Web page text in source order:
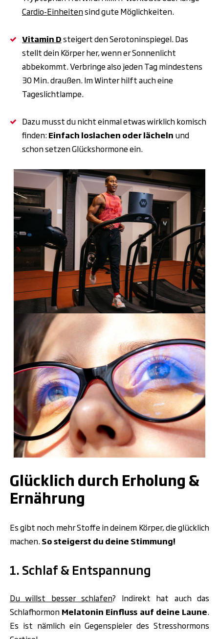
Cardio-Einheitensind gute Möglichkeiten.
Vitamin Dsteigert den Serotoninspiegel. Das
stellt dein Körper her, wenn er Sonnenlicht
abbekommt. Verbringe also jeden Tag mindestens
30 Min. draußen. Im Winter hilft auch eine
Tageslichtlampe.
Dazu musst du nicht einmal etwas wirklich komisch
finden:Einfach loslachen oder lächeln und
schon setzen Glückshormone ein.
Glücklich durch Erholung &
Ernährung
Es gibt noch mehr Stoffe in deinem Körper, die glücklich
machen.So steigerst du deine Stimmung!
1. Schlaf & Entspannung
Du willst besser schlafen? Indirekt hat auch das
Schlafhormon Melatonin Einfluss auf deine Laune.
Es ist nämlich ein Gegenspieler des Stresshormons